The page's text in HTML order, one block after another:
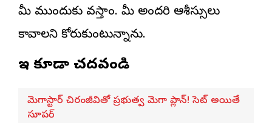
మీ ముందుకు వస్తాం. మీ అందరి ఆశీస్సులు
కావాలని కోరుకుంటున్నాను.
ఇవి కూడా చదవండి
మెగాస్టార్ చిరంజీవితో ప్రభుత్వ మెగా ప్లాన్! సెట్ అయితే
సూపర్